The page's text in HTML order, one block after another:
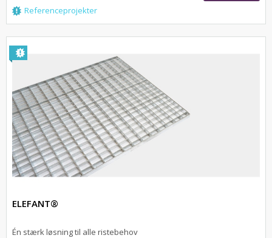
Referenceprojekter
ELEFANT®
Én stærk løsning til alle ristebehov